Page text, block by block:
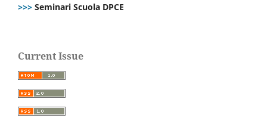
>>> Seminari Scuola DPCE
Current Issue